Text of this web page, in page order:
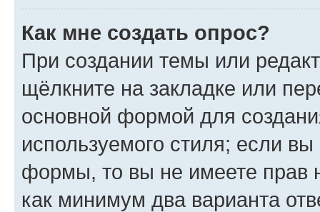
Как мне создать опрос?
При создании темы или
щёлкните на закладке или
основной формой для
используемого стиля; если
формы, то вы не имеете прав
как минимум два варианта